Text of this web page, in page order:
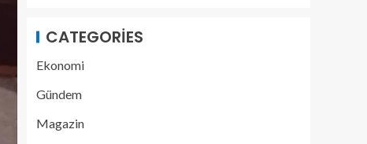
CATEGORIES
Ekonomi
Gündem
Magazin